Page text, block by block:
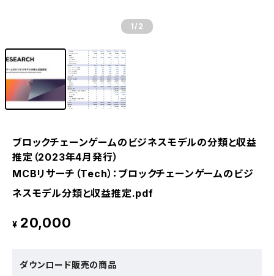
1 /2
ブロックチェーンゲームのビジネスモデルの分類と収益
推定（2023年4月発行）
MCBリサーチ（Tech）：ブロックチェーンゲームのビジ
ネスモデル分類と収益推定.pdf
¥ 20,000
ダウンロード販売の商品